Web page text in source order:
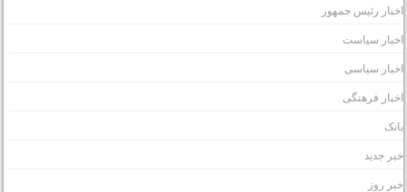
رئیس جمهور
سیاست
سیاسی
فرهنگی
جدید
روز